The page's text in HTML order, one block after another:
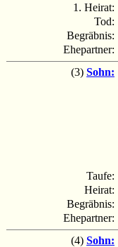
1. Heirat:
Tod:
Begräbnis:
Ehepartner:
(3) Sohn:
Taufe:
Heirat:
Begräbnis:
Ehepartner:
(4) Sohn: